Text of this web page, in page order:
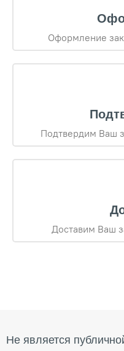
Оформление
Подтвердим Ваш
Доставим Ваш
Не является